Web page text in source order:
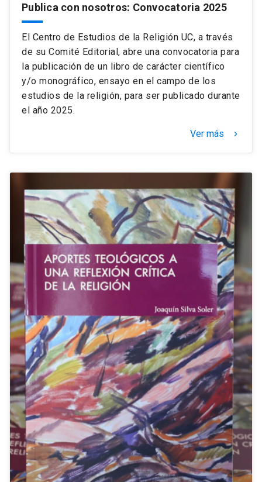
Publica con nosotros: Convocatoria 2025
El Centro de Estudios de la Religión UC, a través
de su Comité Editorial, abre una convocatoria para
la publicación de un libro de carácter científico
y/o monográfico, ensayo en el campo de los
estudios de la religión, para ser publicado durante
el año 2025.
Ver más keyboard_arrow_right